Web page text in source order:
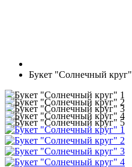
Букет "Солнечный круг"